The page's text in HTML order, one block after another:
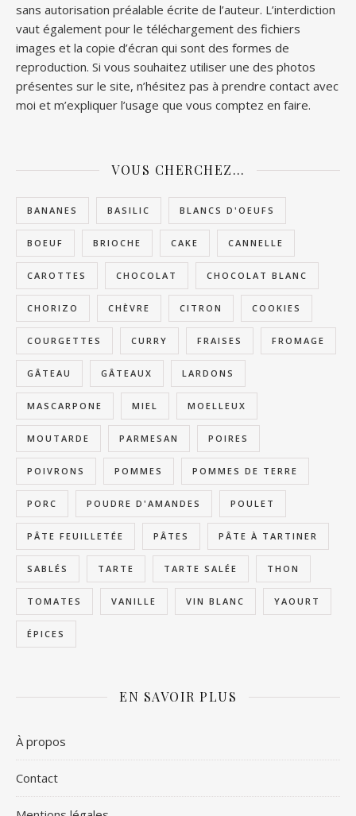
sans autorisation préalable écrite de l’auteur. L’interdiction
vaut également pour le téléchargement des fichiers
images et la copie d’écran qui sont des formes de
reproduction. Si vous souhaitez utiliser une des photos
présentes sur le site, n’hésitez pas à prendre contact avec
moi et m’expliquer l’usage que vous comptez en faire.
VOUS CHERCHEZ…
BANANES BASILIC BLANCS D'OEUFS
BOEUF BRIOCHE CAKE CANNELLE
CAROTTES CHOCOLAT CHOCOLAT BLANC
CHORIZO CHÈVRE CITRON COOKIES
COURGETTES CURRY FRAISES FROMAGE
GÂTEAU GÂTEAUX LARDONS
MASCARPONE MIEL MOELLEUX
MOUTARDE PARMESAN POIRES
POIVRONS POMMES POMMES DE TERRE
PORC POUDRE D'AMANDES POULET
PÂTE FEUILLETÉE PÂTES PÂTE À TARTINER
SABLÉS TARTE TARTE SALÉE THON
TOMATES VANILLE VIN BLANC YAOURT
ÉPICES
EN SAVOIR PLUS
À propos
Contact